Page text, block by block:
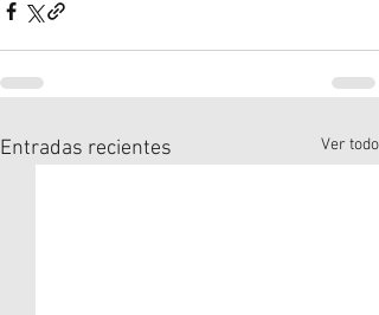
Entradas recientes Ver todo